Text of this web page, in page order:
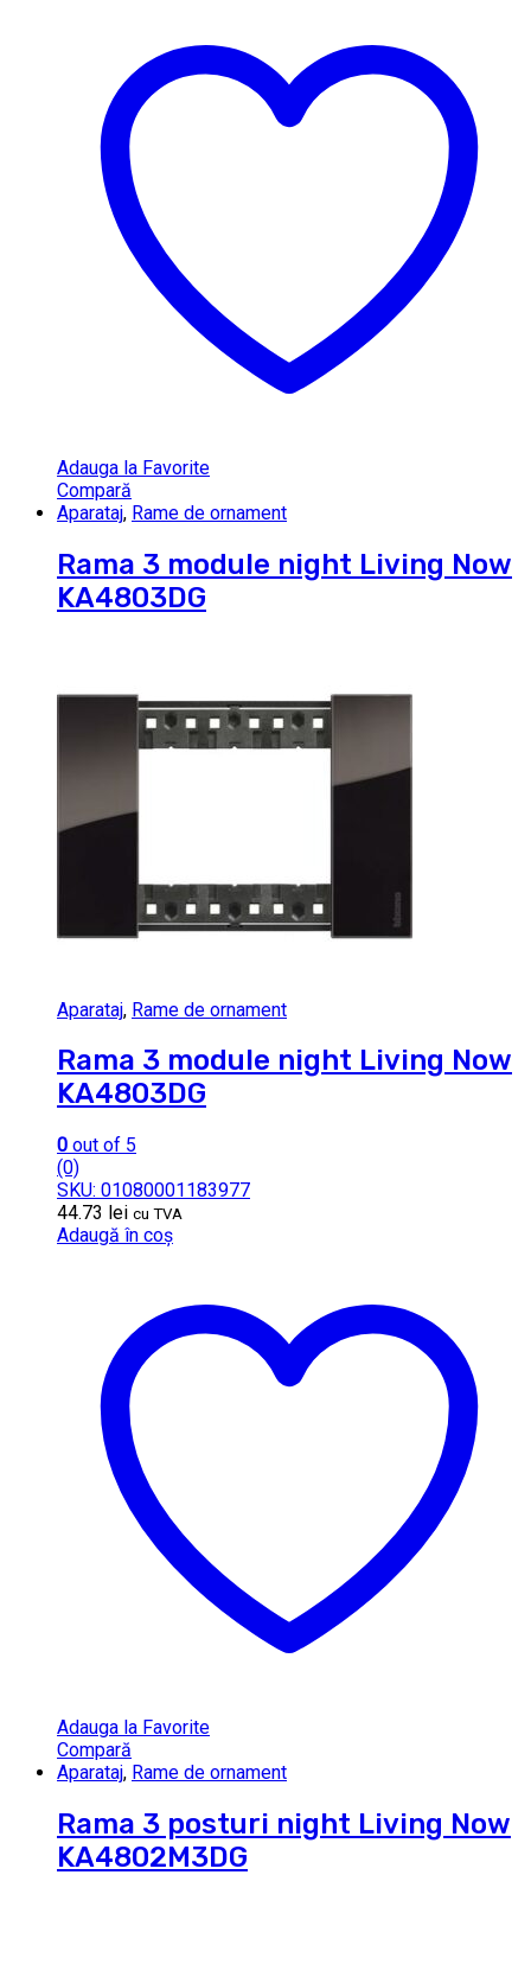
Adauga la Favorite
Compară
Aparataj, Rame de ornament
Rama 3 module night Living Now
KA4803DG
Aparataj, Rame de ornament
Rama 3 module night Living Now
KA4803DG
0 out of 5
(0)
SKU: 01080001183977
44.73 lei cu TVA
Adaugă în coș
Adauga la Favorite
Compară
Aparataj, Rame de ornament
Rama 3 posturi night Living Now
KA4802M3DG